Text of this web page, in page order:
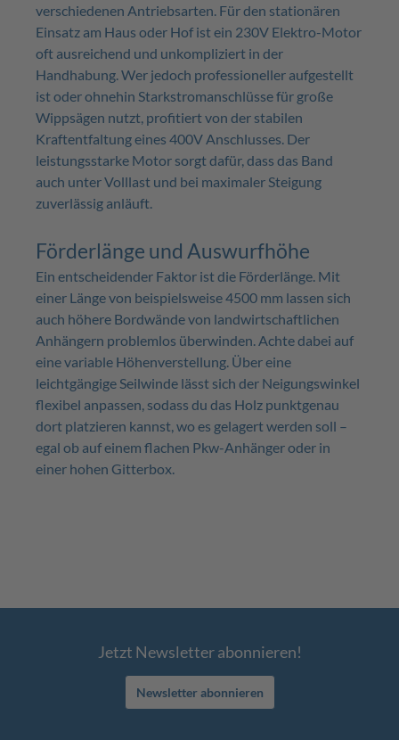
verschiedenen Antriebsarten. Für den stationären
Einsatz am Haus oder Hof ist ein 230V Elektro-Motor
oft ausreichend und unkompliziert in der
Handhabung. Wer jedoch professioneller aufgestellt
ist oder ohnehin Starkstromanschlüsse für große
Wippsägen nutzt, profitiert von der stabilen
Kraftentfaltung eines 400V Anschlusses. Der
leistungsstarke Motor sorgt dafür, dass das Band
auch unter Volllast und bei maximaler Steigung
zuverlässig anläuft.
Förderlänge und Auswurfhöhe
Ein entscheidender Faktor ist die Förderlänge. Mit
einer Länge von beispielsweise 4500 mm lassen sich
auch höhere Bordwände von landwirtschaftlichen
Anhängern problemlos überwinden. Achte dabei auf
eine variable Höhenverstellung. Über eine
leichtgängige Seilwinde lässt sich der Neigungswinkel
flexibel anpassen, sodass du das Holz punktgenau
dort platzieren kannst, wo es gelagert werden soll –
egal ob auf einem flachen Pkw-Anhänger oder in
einer hohen Gitterbox.
Jetzt Newsletter abonnieren!
Newsletter abonnieren